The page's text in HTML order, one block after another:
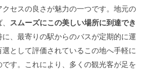
セスの良さが魅力の一つです。地元の
スムーズにこの美しい場所に到達でき
、最寄りの駅からのバスが定期的に運
として評価されているこの地へ手軽に
す。これにより、多くの観光客が足を